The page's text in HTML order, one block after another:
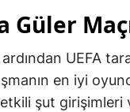
Güler
ardından UEFA
en iyi
şut girişimleri